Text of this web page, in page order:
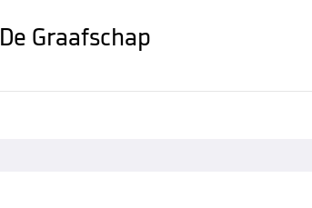
De Graafschap